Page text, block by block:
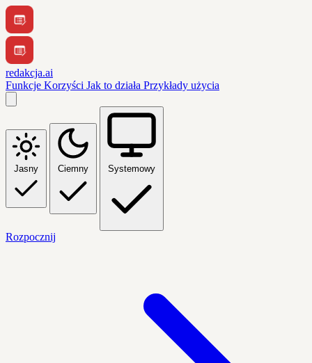
redakcja.ai
Funkcje Korzyści Jak to działa Przykłady użycia
Jasny Ciemny Systemowy
Rozpocznij